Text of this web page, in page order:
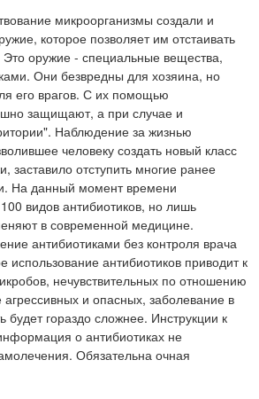
микроорганизмы создали и
которое позволяет им отстаивать
оружие - специальные вещества,
Они безвредны для хозяина, но
его врагов. С их помощью
защищают, а при случае и
Наблюдение за жизнью
человеку создать новый класс
заставило отступить многие ранее
На данный момент времени
видов антибиотиков, но лишь
в современной медицине.
антибиотиками без контроля врача
использование антибиотиков приводит к
нечувствительных по отношению
и опасных, заболевание в
будет гораздо сложнее. Инструкции к
о антибиотиках не
Обязательна очная